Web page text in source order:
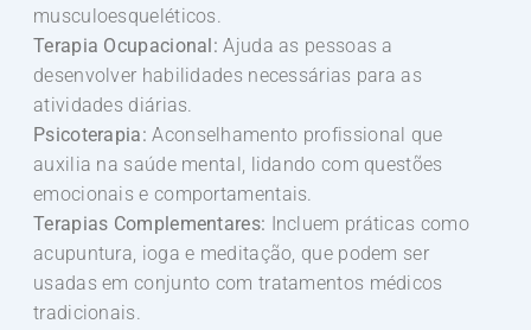
musculoesqueléticos.
Terapia Ocupacional: Ajuda as pessoas a
desenvolver habilidades necessárias para as
atividades diárias.
Psicoterapia: Aconselhamento profissional que
auxilia na saúde mental, lidando com questões
emocionais e comportamentais.
Terapias Complementares: Incluem práticas como
acupuntura, ioga e meditação, que podem ser
usadas em conjunto com tratamentos médicos
tradicionais.